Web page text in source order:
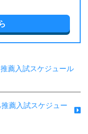
薦入試スケジュール
薦入試スケジュー